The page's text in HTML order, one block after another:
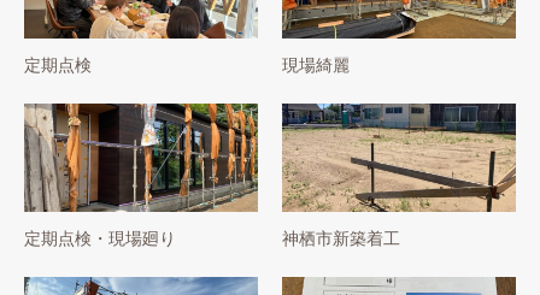
定期点検 現場綺麗
定期点検・現場廻り 神栖市新築着工